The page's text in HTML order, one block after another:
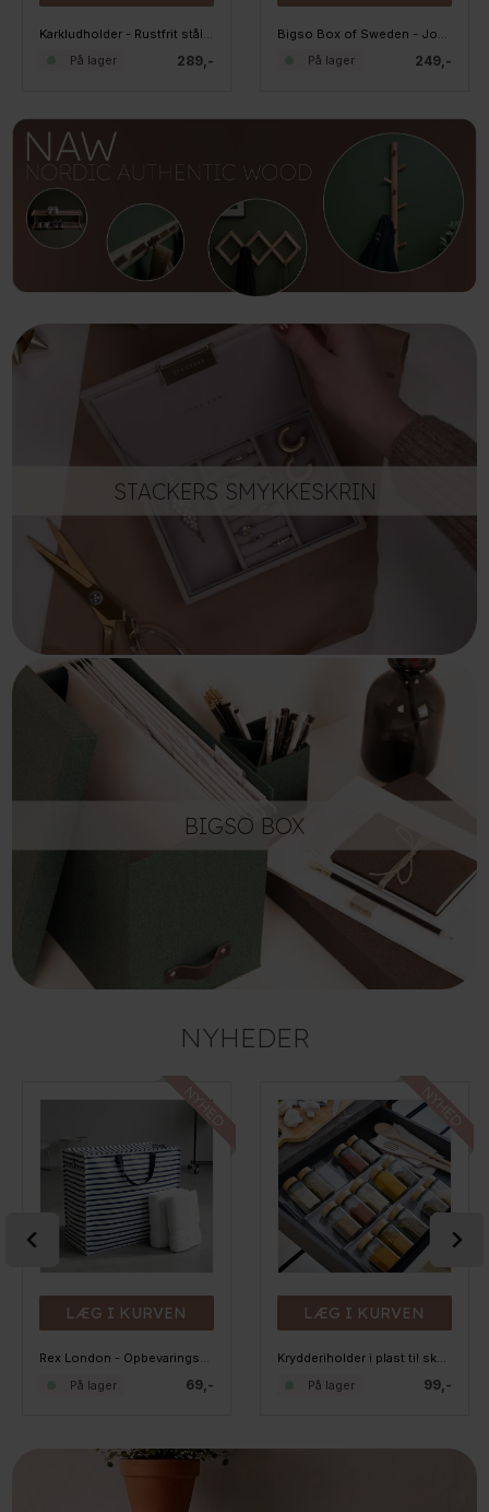
289,-
På lager 249,-
På lager
STACKERS SMYKKESKRIN
BIGSO BOX
NYHEDER
LÆG I KURVEN
Rex London - Opbevaringspose til dyner - Navyblå striber
69,-
På lager
LÆG I KURVEN
Krydderiholder i plast til skuffen, kan udvides
99,-
På lager